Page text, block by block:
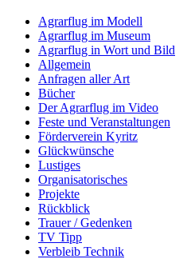
Agrarflug im Modell
Agrarflug im Museum
Agrarflug in Wort und Bild
Allgemein
Anfragen aller Art
Bücher
Der Agrarflug im Video
Feste und Veranstaltungen
Förderverein Kyritz
Glückwünsche
Lustiges
Organisatorisches
Projekte
Rückblick
Trauer / Gedenken
TV Tipp
Verbleib Technik